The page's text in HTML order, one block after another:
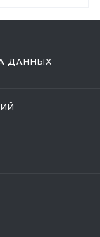
ДАННЫХ